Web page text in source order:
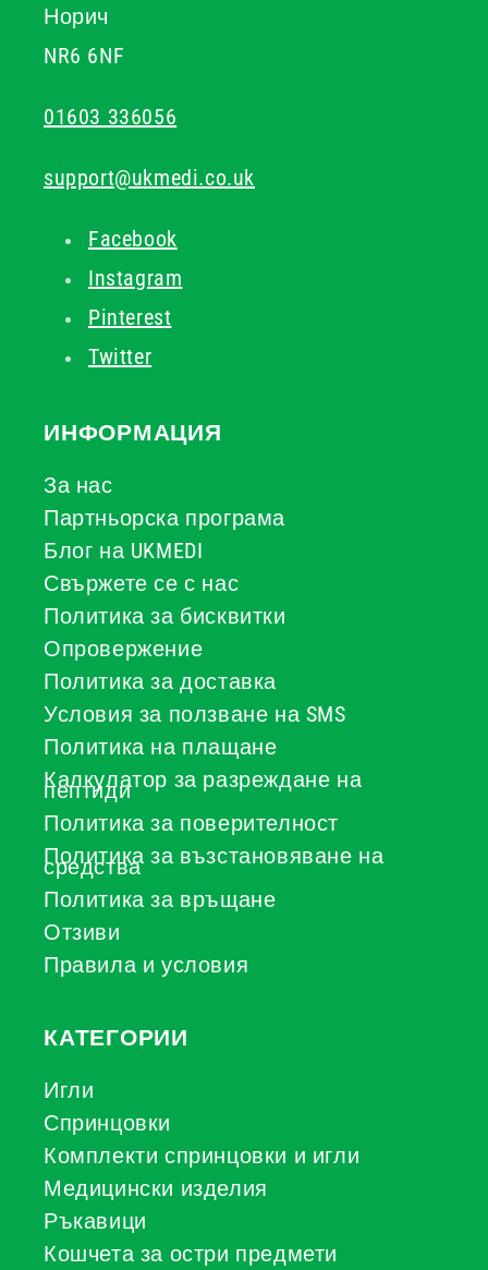
Норич
NR6 6NF
01603 336056
support@ukmedi.co.uk
Facebook
Instagram
Pinterest
Twitter
ИНФОРМАЦИЯ
За нас
Партньорска програма
Блог на UKMEDI
Свържете се с нас
Политика за бисквитки
Опровержение
Политика за доставка
Условия за ползване на SMS
Политика на плащане
Калкулатор за разреждане на
пептиди
Политика за поверителност
Политика за възстановяване на
средства
Политика за връщане
Отзиви
Правила и условия
КАТЕГОРИИ
Игли
Спринцовки
Комплекти спринцовки и игли
Медицински изделия
Ръкавици
Кошчета за остри предмети